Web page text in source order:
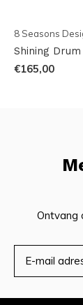
8 Seasons
Shining Drum
€165,00
Ontvang